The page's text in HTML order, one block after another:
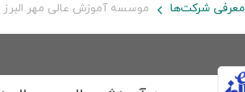
معرفی شرکت‌ها موسسه آموزش عالی مهر البرز